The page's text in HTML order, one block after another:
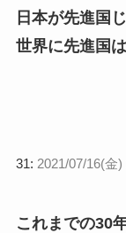
日本が先進国
世界に先進国
31: 2021/07/16(金
これまでの30